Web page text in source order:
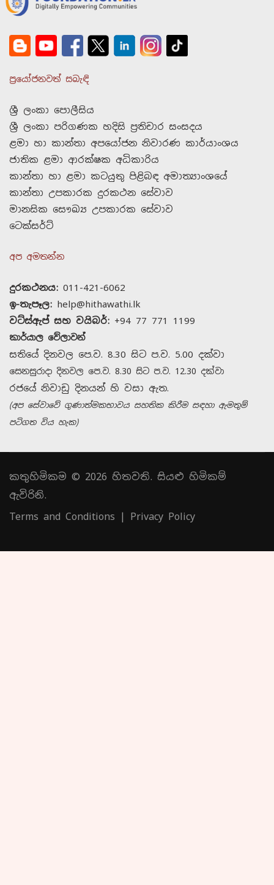
ප්‍රයෝජනවත් සබැඳි
ශ්‍රී ලංකා පොලීසිය
ශ්‍රී ලංකා පරිගණක හදිසි ප්‍රතිචාර සංසදය
ළමා හා කාන්තා අපයෝජන නිවාරණ කාර්යාංශය
ජාතික ළමා ආරක්ෂක අධිකාරිය
කාන්තා හා ළමා කටයුතු පිළිබඳ අමාත්‍යාංශයේ
කාන්තා උපකාරක දුරකථන සේවාව
මානසික සෞඛ්‍ය උපකාරක සේවාව
ටෙක්සර්ට්
අප අමතන්න
දුරකථනය: 011-421-6062
ඉ-තැපෑල: help@hithawathi.lk
වට්ස්ඇප් සහ වයිබර්: +94 77 771 1199
කාර්යාල වේලාවන්
සතියේ දිනවල පෙ.ව. 8.30 සිට ප.ව. 5.00 දක්වා
සෙනසුරාදා දිනවල පෙ.ව. 8.30 සිට ප.ව. 12.30 දක්වා
රජයේ නිවාඩු දිනයන් හි වසා ඇත.
(අප සේවාවේ ගුණාත්මකභාවය සහතික කිරීම සඳහා ඇමතුම්
පටිගත විය හැක)
කතුහිමිකම © 2026 හිතවති. සියළු හිමිකම්
ඇවිරිනි.
Terms and Conditions | Privacy Policy